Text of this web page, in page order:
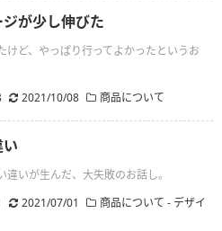
が少し伸びた
けど、やっぱり行ってよかったというお
2021/10/08 商品について
違いが生んだ、大失敗のお話し。
2021/07/01 商品について - デザイ